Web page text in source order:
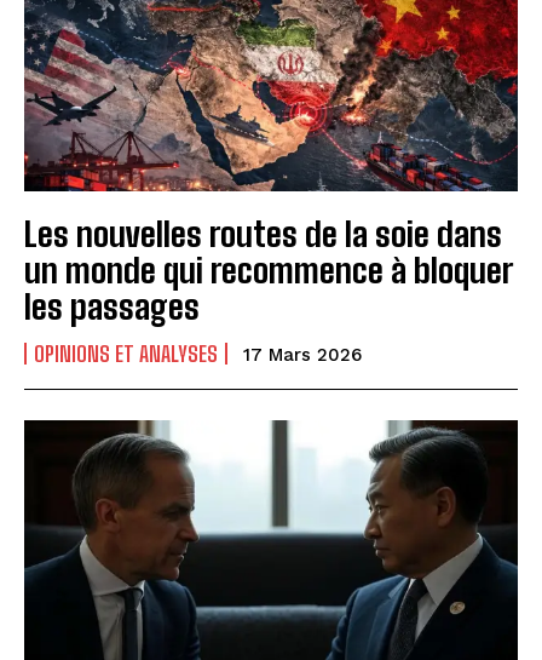
Les nouvelles routes de la soie dans
un monde qui recommence à bloquer
les passages
OPINIONS ET ANALYSES 17 Mars 2026